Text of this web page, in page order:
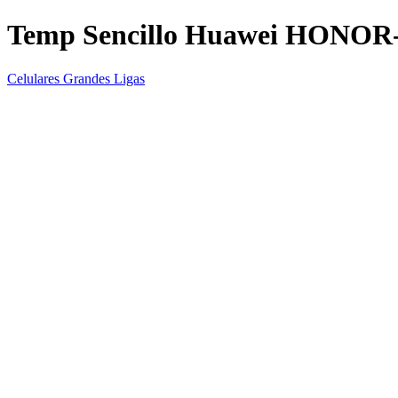
Temp Sencillo Huawei
Celulares Grandes Ligas